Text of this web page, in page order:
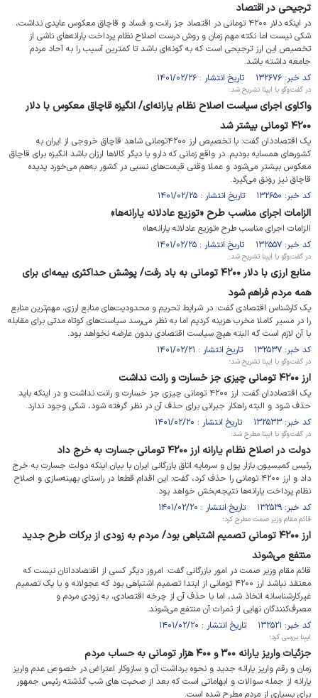
ترجیحی در اقتصاد
در اینکه دلار ۴۲۰۰ تومانی در اقتصاد جز رانت و فساد و قاچاق معکوس عایدی نداشت،
شکی نیست اما نکته مهم زمان و روش درست اصلاح نظام پرداخت‌ یارانه‌های ناشی از
تخصیص این ارز ترجیحی است که به گونه‌ای باشد تا کمترین آسیب را به آحاد مردم
جامعه داشته باشد.
کد خبر: ۱۳۲۶۷۶ تاریخ انتشار : ۱۴۰۱/۰۲/۲۶
در گفت‌وگو با ایبِنا تشریح شد:
واکاوی اجرای سیاست اصلاح نظام یارانه‌ای/ انگیزه قاچاق معکوس با دلار
۴۲۰۰ تومانی بیشتر شد
یک اقتصاددان گفت: با تخصیص ارز ۴۲۰۰تومانی شاهد قاچاق خروجی از ایران به
کشورهای همسایه بودیم. در واقع زمانی که دارو یا دیگر کالاها ارزان باشد انگیزه برای قاچاق
معکوس بیشتر می‌شود و عملا وقتی قیمت‌های نسبی در کشور به‌هم می‌خورد پدیده
قاچاق نیز رونق می‌گیرد.
کد خبر: ۱۳۲۶۵۰ تاریخ انتشار : ۱۴۰۱/۰۲/۲۵
الزامات اجرای مناسب طرح «توزیع عادلانه یارانه‌ها»
الزامات اجرای مناسب طرح «توزیع عادلانه یارانه‌ها»
کد خبر: ۱۳۲۵۵۷ تاریخ انتشار : ۱۴۰۱/۰۲/۲۵
در گفت‌وگو با ایبِنا تشریح شد:
منابع ارزی با دلار ۴۲۰۰ تومانی به باد رفت/ پوشش حداکثری بیمه‌ای برای
همه مردم فراهم شود
یک کارشناس اقتصادی گفت: در شرایط تحریم و محدودیت‌های منابع ارزی، مهم‌ترین منابع
را در مسیر کاملا مخرب هزینه کردیم اما به نظر می‌رسد سیاست‌های کوتاه مدتی برای مقابله
با آن لازم است که البته هیچ سیاست اقتصادی بدون عارضه نخواهد بود.
کد خبر: ۱۳۲۵۳۷ تاریخ انتشار : ۱۴۰۱/۰۲/۲۱
در گفت‌وگو با ایبِنا تشریح شد؛
ارز ۴۲۰۰ تومانی چیزی جز خسارت و رانت نداشت
یک اقتصاددان گفت: ارز ۴۲۰۰ تومانی چیزی جز خسارت و رانت نداشت و در اینکه باید
حذف شود و البته راهکار جبرانی برای حذف آن در نظر گرفته شود، شکی وجود ندارد.
کد خبر: ۱۳۲۵۳۳ تاریخ انتشار : ۱۴۰۱/۰۲/۲۰
در گفت‌وگو با ایبِنا مطرح شد:
دولت در اصلاح نظام یارانه ارز ۴۲۰۰ تومانی جسارت به خرج داد
رئیس کمیسیون بازار پول و سرمایه اتاق بازرگانی ایران با بیان اینکه دولت جسارت به خرج
داد و ارز ۴۲۰۰ تومانی را حذف کرد، گفت: این اقدام قطعا در راستای بهینه‌سازی و اصلاح
نظام پرداخت یارانه‌ها نتیجه‌بخش خواهد بود.
کد خبر: ۱۳۲۵۲۹ تاریخ انتشار : ۱۴۰۱/۰۲/۲۰
قائم مقام وزیر صمت مطرح کرد؛
ارز ۴۲۰۰ تومانی تصمیم اشتباهی بود/ مردم به زودی از برکات طرح جدید
منتفع می‌شوند
قائم مقام وزیر صمت در امور بازرگانی گفت: امروز دیگر کسی از اقتصاددانان نیست که
معتقد نباشد ارز ۴۲۰۰ تومانی از ابتدا تصمیم اشتباهی بود که عجولانه و با یک تصمیم
غیرکارشناسانه اتخاذ شد، اما با حذف آن از چرخه اقتصادی، به زودی مردم و
مصرف‌کنندگان نهایی از ثمرات آن منتفع می‌شوند.
کد خبر: ۱۳۲۵۲۱ تاریخ انتشار : ۱۴۰۱/۰۲/۲۰
ایبِنا بررسی کرد؛
جزئیات واریز یارانه ۳۰۰ و ۴۰۰ هزار تومانی به حساب مردم
زمان و رقم واریز یارانه جدید و نحوه برداشت آن و سازوکار اعتراض در خصوص عدم واریز
یارانه از جمله سوالات و ابهاماتی است که بعد از صحبت های شب گذشته رئیس جمهور
برای بسیاری از مردم مطرح شده است.